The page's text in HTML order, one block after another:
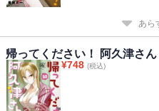
あら
帰ってください！ 阿久津さ
¥748 (税込)